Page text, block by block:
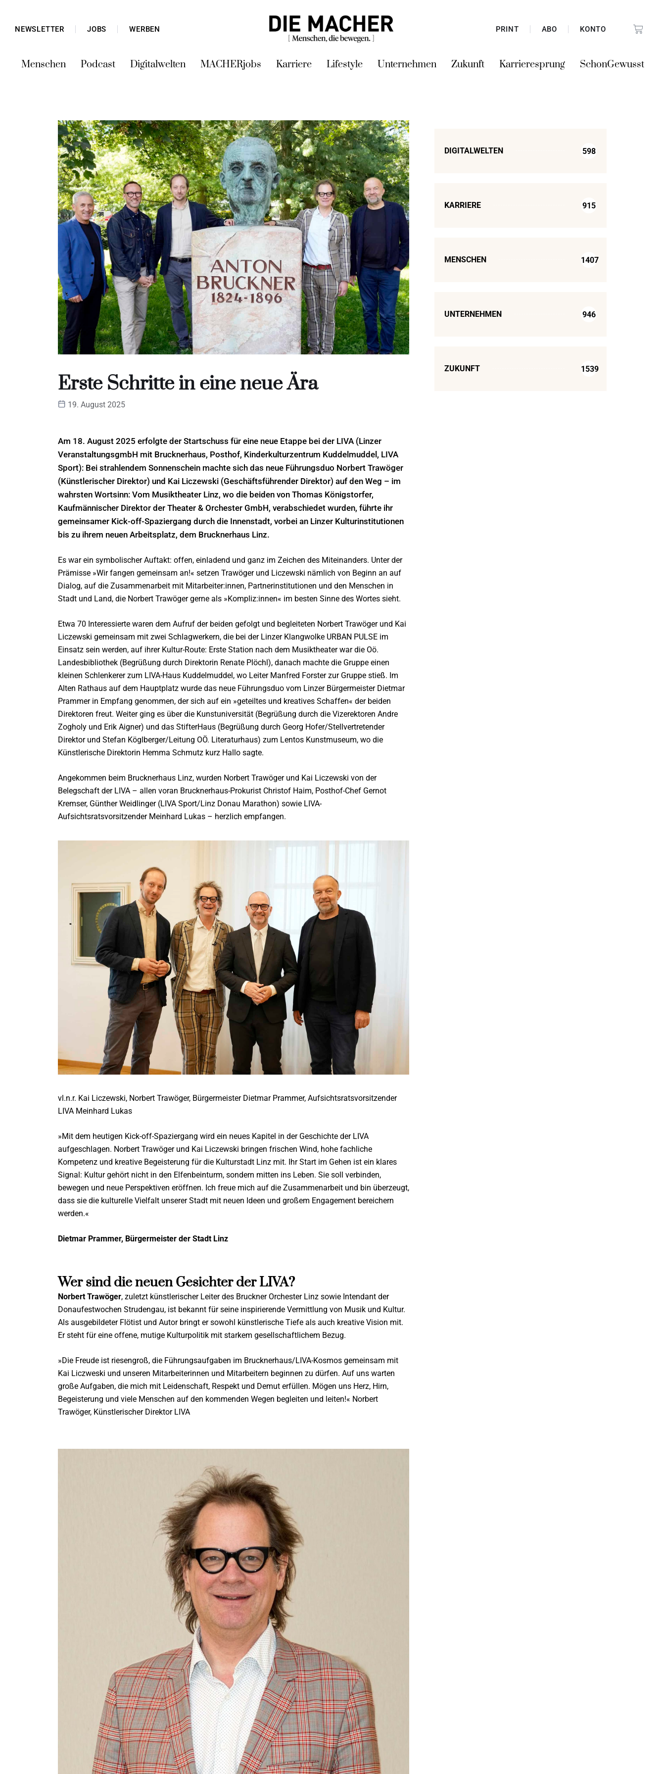
NEWSLETTER JOBS WERBEN PRINT ABO KONTO
Menschen Podcast Digitalwelten MACHERjobs Karriere Lifestyle Unternehmen Zukunft Karrieresprung SchonGewusst
Erste Schritte in eine neue Ära
19. August 2025
Am 18. August 2025 erfolgte der Startschuss für eine neue Etappe bei der LIVA (Linzer
VeranstaltungsgmbH mit Brucknerhaus, Posthof, Kinderkulturzentrum Kuddelmuddel, LIVA
Sport): Bei strahlendem Sonnenschein machte sich das neue Führungsduo Norbert Trawöger
(Künstlerischer Direktor) und Kai Liczewski (Geschäftsführender Direktor) auf den Weg – im
wahrsten Wortsinn: Vom Musiktheater Linz, wo die beiden von Thomas Königstorfer,
Kaufmännischer Direktor der Theater & Orchester GmbH, verabschiedet wurden, führte ihr
gemeinsamer Kick-off-Spaziergang durch die Innenstadt, vorbei an Linzer Kulturinstitutionen
bis zu ihrem neuen Arbeitsplatz, dem Brucknerhaus Linz.
Es war ein symbolischer Auftakt: offen, einladend und ganz im Zeichen des Miteinanders. Unter der
Prämisse »Wir fangen gemeinsam an!« setzen Trawöger und Liczewski nämlich von Beginn an auf
Dialog, auf die Zusammenarbeit mit Mitarbeiter:innen, Partnerinstitutionen und den Menschen in
Stadt und Land, die Norbert Trawöger gerne als »Kompliz:innen« im besten Sinne des Wortes sieht.
Etwa 70 Interessierte waren dem Aufruf der beiden gefolgt und begleiteten Norbert Trawöger und Kai
Liczewski gemeinsam mit zwei Schlagwerkern, die bei der Linzer Klangwolke URBAN PULSE im
Einsatz sein werden, auf ihrer Kultur-Route: Erste Station nach dem Musiktheater war die Oö.
Landesbibliothek (Begrüßung durch Direktorin Renate Plöchl), danach machte die Gruppe einen
kleinen Schlenkerer zum LIVA-Haus Kuddelmuddel, wo Leiter Manfred Forster zur Gruppe stieß. Im
Alten Rathaus auf dem Hauptplatz wurde das neue Führungsduo vom Linzer Bürgermeister Dietmar
Prammer in Empfang genommen, der sich auf ein »geteiltes und kreatives Schaffen« der beiden
Direktoren freut. Weiter ging es über die Kunstuniversität (Begrüßung durch die Vizerektoren Andre
Zogholy und Erik Aigner) und das StifterHaus (Begrüßung durch Georg Hofer/Stellvertretender
Direktor und Stefan Köglberger/Leitung OÖ. Literaturhaus) zum Lentos Kunstmuseum, wo die
Künstlerische Direktorin Hemma Schmutz kurz Hallo sagte.
Angekommen beim Brucknerhaus Linz, wurden Norbert Trawöger und Kai Liczewski von der
Belegschaft der LIVA – allen voran Brucknerhaus-Prokurist Christof Haim, Posthof-Chef Gernot
Kremser, Günther Weidlinger (LIVA Sport/Linz Donau Marathon) sowie LIVA-
Aufsichtsratsvorsitzender Meinhard Lukas – herzlich empfangen.
vl.n.r. Kai Liczewski, Norbert Trawöger, Bürgermeister Dietmar Prammer, Aufsichtsratsvorsitzender
LIVA Meinhard Lukas
»Mit dem heutigen Kick-off-Spaziergang wird ein neues Kapitel in der Geschichte der LIVA
aufgeschlagen. Norbert Trawöger und Kai Liczewski bringen frischen Wind, hohe fachliche
Kompetenz und kreative Begeisterung für die Kulturstadt Linz mit. Ihr Start im Gehen ist ein klares
Signal: Kultur gehört nicht in den Elfenbeinturm, sondern mitten ins Leben. Sie soll verbinden,
bewegen und neue Perspektiven eröffnen. Ich freue mich auf die Zusammenarbeit und bin überzeugt,
dass sie die kulturelle Vielfalt unserer Stadt mit neuen Ideen und großem Engagement bereichern
werden.«
Dietmar Prammer, Bürgermeister der Stadt Linz
Wer sind die neuen Gesichter der LIVA?
Norbert Trawöger, zuletzt künstlerischer Leiter des Bruckner Orchester Linz sowie Intendant der
Donaufestwochen Strudengau, ist bekannt für seine inspirierende Vermittlung von Musik und Kultur.
Als ausgebildeter Flötist und Autor bringt er sowohl künstlerische Tiefe als auch kreative Vision mit.
Er steht für eine offene, mutige Kulturpolitik mit starkem gesellschaftlichem Bezug.
»Die Freude ist riesengroß, die Führungsaufgaben im Brucknerhaus/LIVA-Kosmos gemeinsam mit
Kai Liczweski und unseren Mitarbeiterinnen und Mitarbeitern beginnen zu dürfen. Auf uns warten
große Aufgaben, die mich mit Leidenschaft, Respekt und Demut erfüllen. Mögen uns Herz, Hirn,
Begeisterung und viele Menschen auf den kommenden Wegen begleiten und leiten!« Norbert
Trawöger, Künstlerischer Direktor LIVA
DIGITALWELTEN 598
KARRIERE 915
MENSCHEN 1407
UNTERNEHMEN 946
ZUKUNFT 1539